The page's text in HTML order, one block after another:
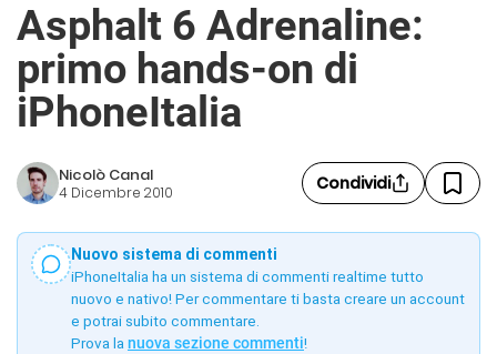
Asphalt 6 Adrenaline:
primo hands-on di
iPhoneItalia
Nicolò Canal
4 Dicembre 2010 Condividi
Nuovo sistema di commenti
iPhoneItalia ha un sistema di commenti realtime tutto
nuovo e nativo! Per commentare ti basta creare un account
e potrai subito commentare.
Prova la nuova sezione commenti!